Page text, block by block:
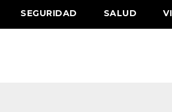
SEGURIDAD SALUD